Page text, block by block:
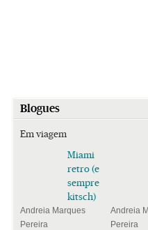
Blogues
Em viagem
Miami
retro (e
sempre
kitsch)
Andreia Marques
Pereira
Andreia
Pereira